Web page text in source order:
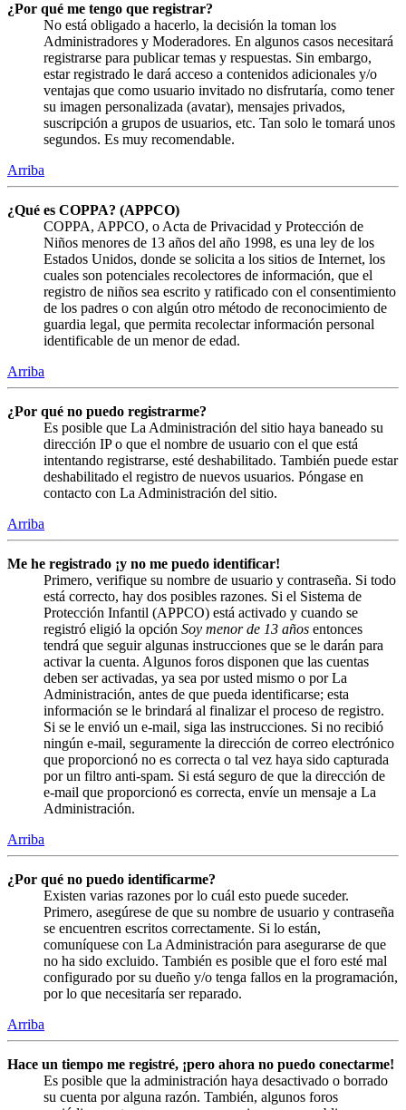
¿Por qué me tengo que registrar?
No está obligado a hacerlo, la decisión la toman los
Administradores y Moderadores. En algunos casos necesitará
registrarse para publicar temas y respuestas. Sin embargo,
estar registrado le dará acceso a contenidos adicionales y/o
ventajas que como usuario invitado no disfrutaría, como tener
su imagen personalizada (avatar), mensajes privados,
suscripción a grupos de usuarios, etc. Tan solo le tomará unos
segundos. Es muy recomendable.
Arriba
¿Qué es COPPA? (APPCO)
COPPA, APPCO, o Acta de Privacidad y Protección de
Niños menores de 13 años del año 1998, es una ley de los
Estados Unidos, donde se solicita a los sitios de Internet, los
cuales son potenciales recolectores de información, que el
registro de niños sea escrito y ratificado con el consentimiento
de los padres o con algún otro método de reconocimiento de
guardia legal, que permita recolectar información personal
identificable de un menor de edad.
Arriba
¿Por qué no puedo registrarme?
Es posible que La Administración del sitio haya baneado su
dirección IP o que el nombre de usuario con el que está
intentando registrarse, esté deshabilitado. También puede estar
deshabilitado el registro de nuevos usuarios. Póngase en
contacto con La Administración del sitio.
Arriba
Me he registrado ¡y no me puedo identificar!
Primero, verifique su nombre de usuario y contraseña. Si todo
está correcto, hay dos posibles razones. Si el Sistema de
Protección Infantil (APPCO) está activado y cuando se
registró eligió la opción Soy menor de 13 años entonces
tendrá que seguir algunas instrucciones que se le darán para
activar la cuenta. Algunos foros disponen que las cuentas
deben ser activadas, ya sea por usted mismo o por La
Administración, antes de que pueda identificarse; esta
información se le brindará al finalizar el proceso de registro.
Si se le envió un e-mail, siga las instrucciones. Si no recibió
ningún e-mail, seguramente la dirección de correo electrónico
que proporcionó no es correcta o tal vez haya sido capturada
por un filtro anti-spam. Si está seguro de que la dirección de
e-mail que proporcionó es correcta, envíe un mensaje a La
Administración.
Arriba
¿Por qué no puedo identificarme?
Existen varias razones por lo cuál esto puede suceder.
Primero, asegúrese de que su nombre de usuario y contraseña
se encuentren escritos correctamente. Si lo están,
comuníquese con La Administración para asegurarse de que
no ha sido excluido. También es posible que el foro esté mal
configurado por su dueño y/o tenga fallos en la programación,
por lo que necesitaría ser reparado.
Arriba
Hace un tiempo me registré, ¡pero ahora no puedo conectarme!
Es posible que la administración haya desactivado o borrado
su cuenta por alguna razón. También, algunos foros